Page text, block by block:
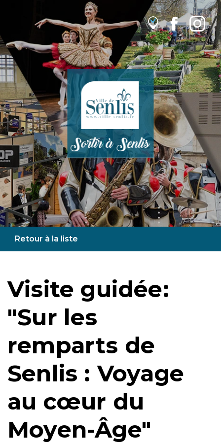
Retour à la liste
Visite guidée:
"Sur les
remparts de
Senlis : Voyage
au cœur du
Moyen-Âge"